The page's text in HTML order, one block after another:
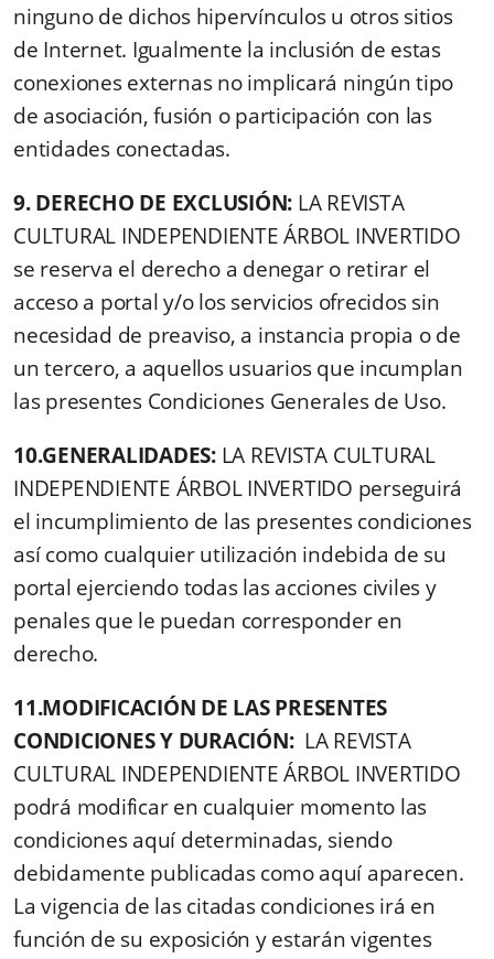
ninguno de dichos hipervínculos u otros sitios
de Internet. Igualmente la inclusión de estas
conexiones externas no implicará ningún tipo
de asociación, fusión o participación con las
entidades conectadas.
9. DERECHO DE EXCLUSIÓN: LA REVISTA
CULTURAL INDEPENDIENTE ÁRBOL INVERTIDO
se reserva el derecho a denegar o retirar el
acceso a portal y/o los servicios ofrecidos sin
necesidad de preaviso, a instancia propia o de
un tercero, a aquellos usuarios que incumplan
las presentes Condiciones Generales de Uso.
10.GENERALIDADES:LA REVISTA CULTURAL
INDEPENDIENTE ÁRBOL INVERTIDO perseguirá
el incumplimiento de las presentes condiciones
así como cualquier utilización indebida de su
portal ejerciendo todas las acciones civiles y
penales que le puedan corresponder en
derecho.
11.MODIFICACIÓN DE LAS PRESENTES
CONDICIONES Y DURACIÓN:LA REVISTA
CULTURAL INDEPENDIENTE ÁRBOL INVERTIDO
podrá modificar en cualquier momento las
condiciones aquí determinadas, siendo
debidamente publicadas como aquí aparecen.
La vigencia de las citadas condiciones irá en
función de su exposición y estarán vigentes